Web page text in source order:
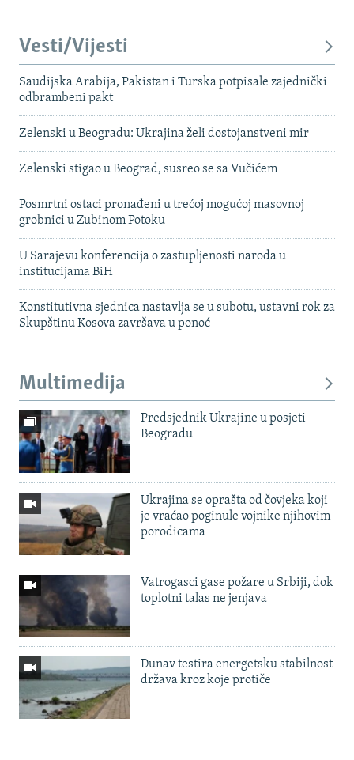
Vesti/Vijesti
Saudijska Arabija, Pakistan i Turska potpisale zajednički
odbrambeni pakt
Zelenski u Beogradu: Ukrajina želi dostojanstveni mir
Zelenski stigao u Beograd, susreo se sa Vučićem
Posmrtni ostaci pronađeni u trećoj mogućoj masovnoj
grobnici u Zubinom Potoku
U Sarajevu konferencija o zastupljenosti naroda u
institucijama BiH
Konstitutivna sjednica nastavlja se u subotu, ustavni rok za
Skupštinu Kosova završava u ponoć
Multimedija
Predsjednik Ukrajine u posjeti
Beogradu
Ukrajina se oprašta od čovjeka koji
je vraćao poginule vojnike njihovim
porodicama
Vatrogasci gase požare u Srbiji, dok
toplotni talas ne jenjava
Dunav testira energetsku stabilnost
država kroz koje protiče